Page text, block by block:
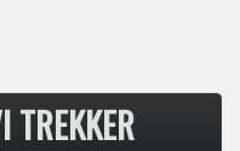
TREKKER